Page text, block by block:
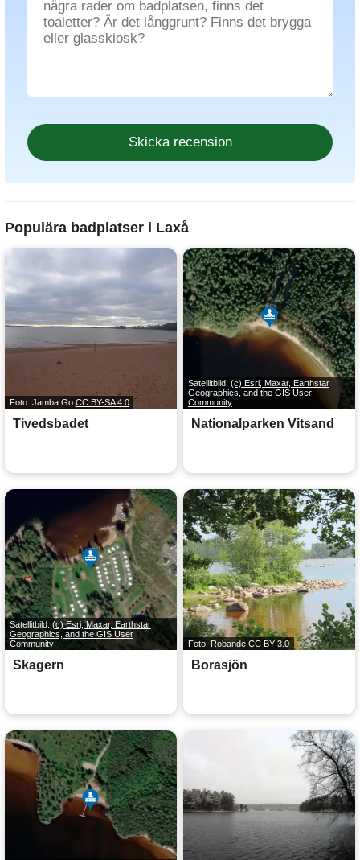
Populära badplatser i Laxå
Foto: Jamba Go CC BY-SA 4.0
Tivedsbadet
Satellitbild: (c) Esri, Maxar, Earthstar
Geographics, and the GIS User
Community
Nationalparken Vitsand
Satellitbild: (c) Esri, Maxar, Earthstar
Geographics, and the GIS User
Community
Skagern
Foto: Robande CC BY 3.0
Borasjön